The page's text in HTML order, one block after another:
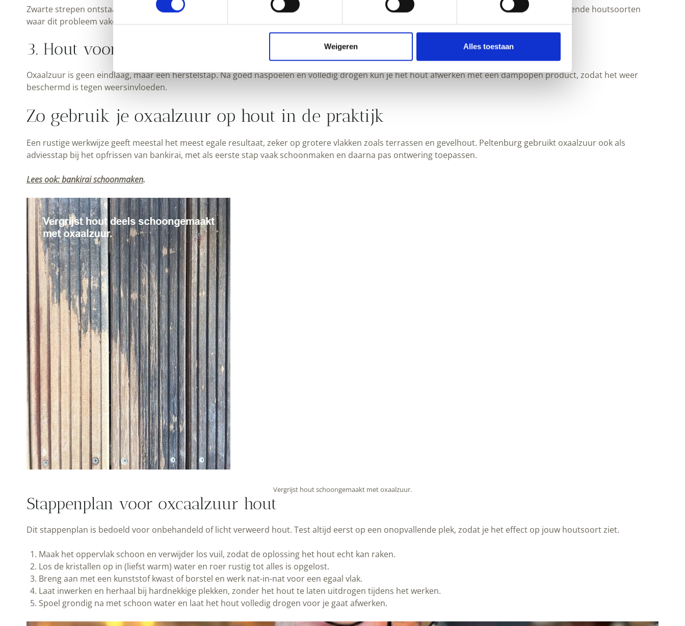
Weigeren Alles toestaan
Zwarte strepen ontstaan vaak door vocht dat ijzerdeeltjes het hout in trekt. Oxaalzuur is dan een praktische oplossing, zeker bij looizuurhoudende houtsoorten
waar dit probleem vaker voorkomt.
3. Hout voorbereiden op olie, beits of natuurverf
Oxaalzuur is geen eindlaag, maar een herstelstap. Na goed naspoelen en volledig drogen kun je het hout afwerken met een dampopen product, zodat het weer
beschermd is tegen weersinvloeden.
Zo gebruik je oxaalzuur op hout in de praktijk
Een rustige werkwijze geeft meestal het meest egale resultaat, zeker op grotere vlakken zoals terrassen en gevelhout. Peltenburg gebruikt oxaalzuur ook als
adviesstap bij het opfrissen van bankirai, met als eerste stap vaak schoonmaken en daarna pas ontwering toepassen.
Lees ook: bankirai schoonmaken.
Vergrijst hout schoongemaakt met oxaalzuur.
Stappenplan voor oxcaalzuur hout
Dit stappenplan is bedoeld voor onbehandeld of licht verweerd hout. Test altijd eerst op een onopvallende plek, zodat je het effect op jouw houtsoort ziet.
Maak het oppervlak schoon en verwijder los vuil, zodat de oplossing het hout echt kan raken.
Los de kristallen op in (liefst warm) water en roer rustig tot alles is opgelost.
Breng aan met een kunststof kwast of borstel en werk nat-in-nat voor een egaal vlak.
Laat inwerken en herhaal bij hardnekkige plekken, zonder het hout te laten uitdrogen tijdens het werken.
Spoel grondig na met schoon water en laat het hout volledig drogen voor je gaat afwerken.